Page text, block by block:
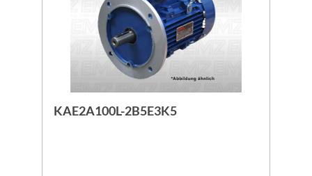
KAE2A100L-2B5E3K5